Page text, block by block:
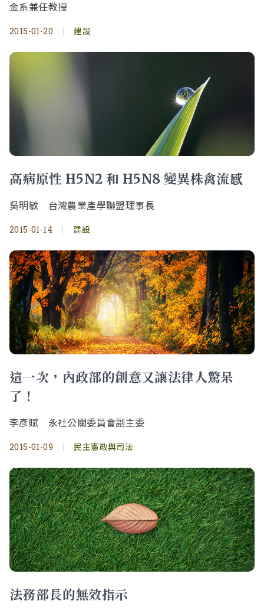
金系兼任教授
2015-01-20 | 建設
高病原性 H5N2 和 H5N8 變異株禽流感
吳明敏 台灣農業產學聯盟理事長
2015-01-14 | 建設
這一次，內政部的創意又讓法律人驚呆
了！
李彥賦 永社公關委員會副主委
2015-01-09 | 民主憲政與司法
法務部長的無效指示